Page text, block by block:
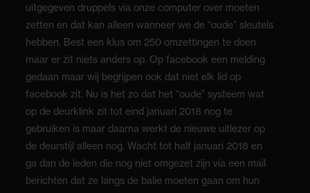
uitgegeven druppels via onze computer over moeten
zetten en dat kan alleen wanneer we de “oude” sleutels
hebben. Best een klus om 250 omzettingen te doen
maar er zit niets anders op. Op facebook een melding
gedaan maar wij begrijpen ook dat niet elk lid op
facebook zit. Nu is het zo dat het “oude” systeem wat
op de deurklink zit tot eind januari 2018 nog te
gebruiken is maar daarna werkt de nieuwe uitlezer op
de deurstijl alleen nog. Wacht tot half januari 2018 en
ga dan de leden die nog niet omgezet zijn via een mail
berichten dat ze langs de balie moeten gaan om hun